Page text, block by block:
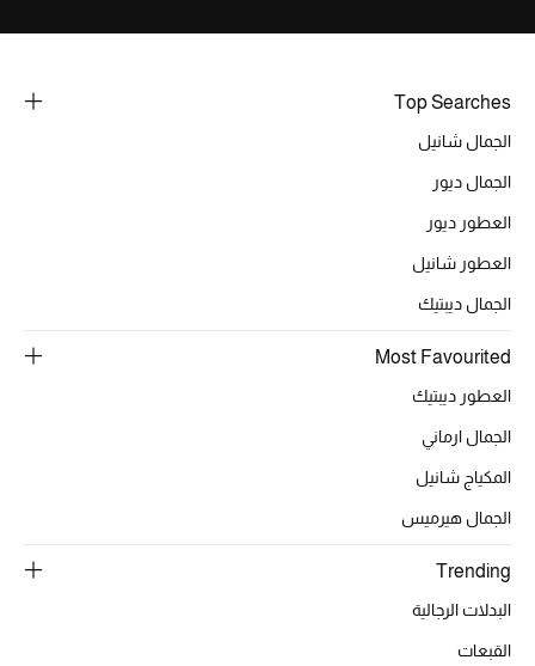
Top Searches
الجمال شانيل
الجمال ديور
العطور ديور
العطور شانيل
الجمال ديبتيك
Most Favourited
العطور ديبتيك
الجمال ارماني
المكياج شانيل
الجمال هيرميس
Trending
البدلات الرجالية
القبعات